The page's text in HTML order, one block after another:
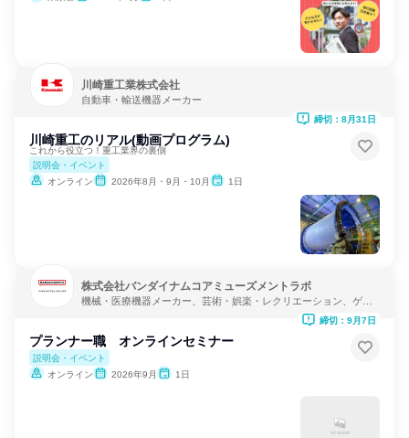
川崎重工業株式会社
自動車・輸送機器メーカー
川崎重工のリアル(動画プログラム)
これから役立つ！重工業界の裏側
説明会・イベント
オンライン
2026年8月・9月・10月 1日
締切：8月31日
株式会社バンダイナムコアミューズメントラボ
機械・医療機器メーカー、芸術・娯楽・レクリエーション、ゲー
プランナー職 オンラインセミナー
説明会・イベント
オンライン
2026年9月 1日
締切：9月7日